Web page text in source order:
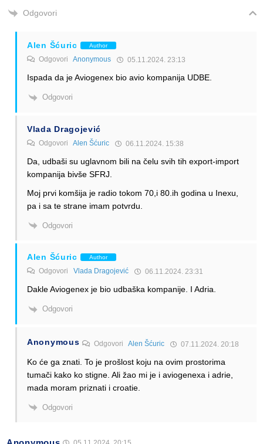
Odgovori
Alen Šćuric Author
Odgovori Anonymous 05.11.2024. 23:13
Ispada da je Aviogenex bio avio kompanija UDBE.
Odgovori
Vlada Dragojević
Odgovori Alen Šćuric 06.11.2024. 15:38
Da, udbaši su uglavnom bili na čelu svih tih export-import
kompanija bivše SFRJ.
Moj prvi komšija je radio tokom 70,i 80.ih godina u Inexu,
pa i sa te strane imam potvrdu.
Odgovori
Alen Šćuric Author
Odgovori Vlada Dragojević 06.11.2024. 23:31
Dakle Aviogenex je bio udbaška kompanije. I Adria.
Odgovori
Anonymous OdgovoriAlen Šćuric 07.11.2024. 20:18
Ko će ga znati. To je prošlost koju na ovim prostorima
tumači kako ko stigne. Ali žao mi je i aviogenexa i adrie,
mada moram priznati i croatie.
Odgovori